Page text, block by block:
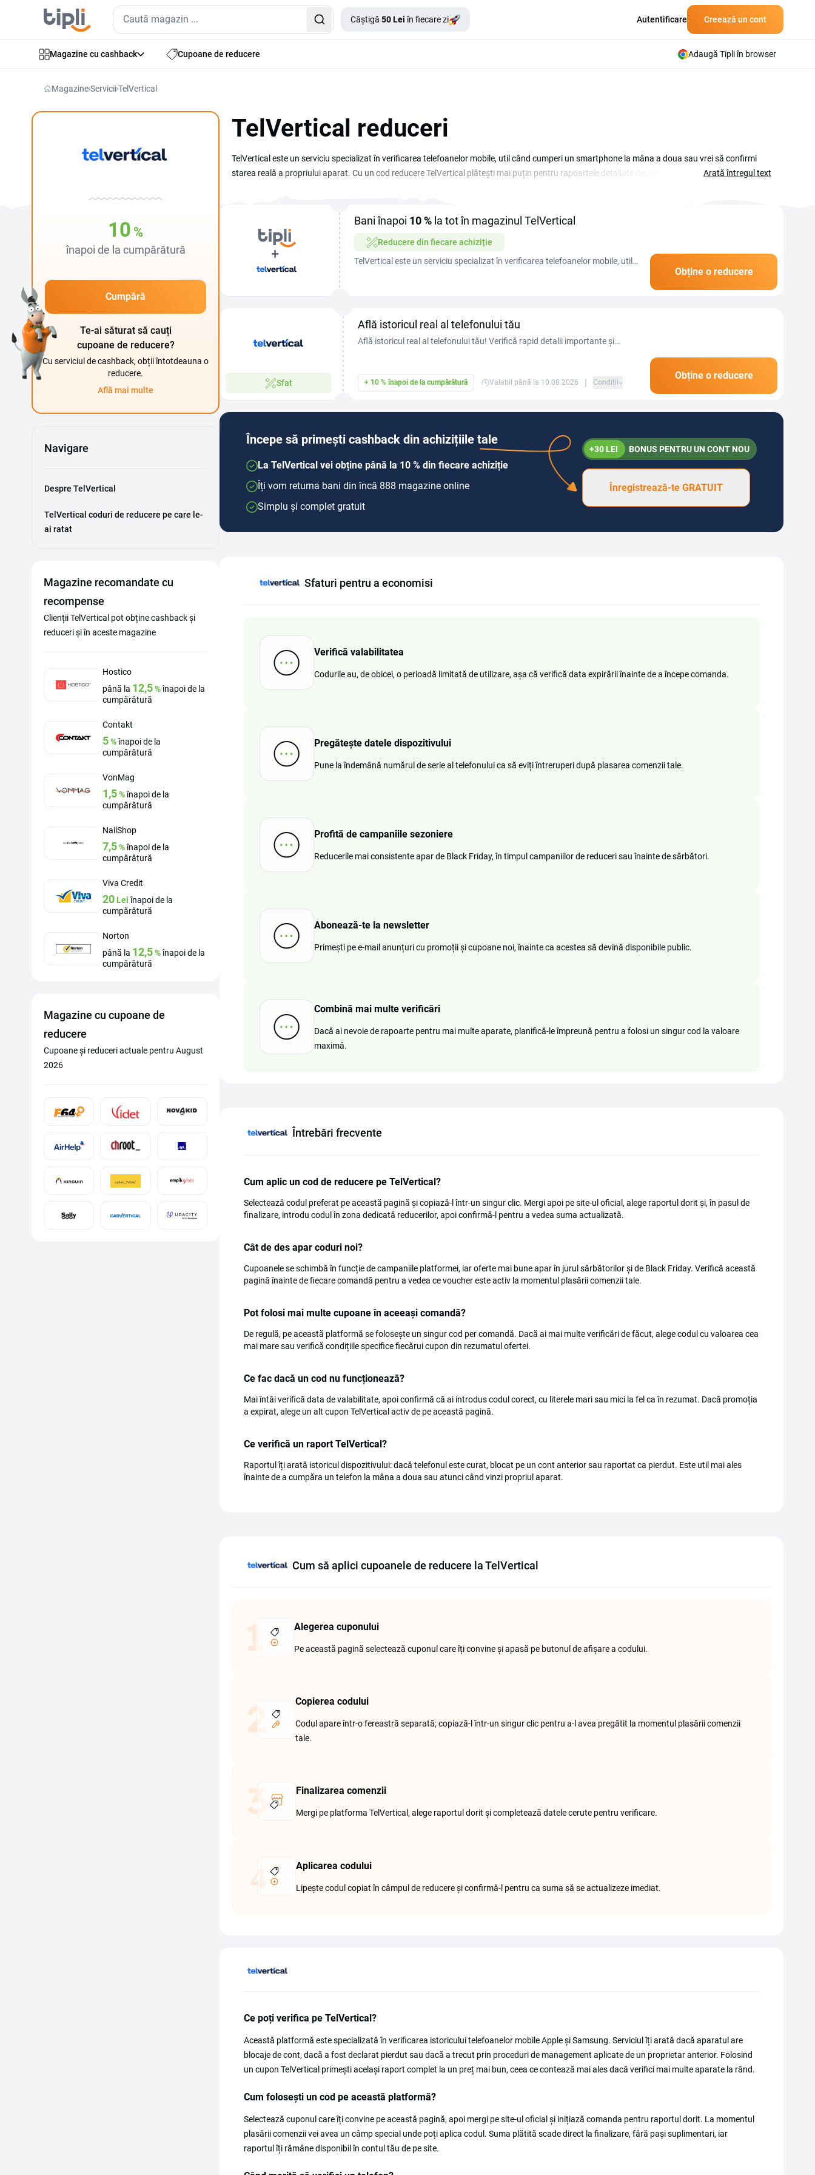
Câștigă 50 Lei în fiecare zi Autentificare Creează un cont
Magazine cu cashback Cupoane de reducere Adaugă Tipli în browser
MagazineServiciiTelVertical
10 %
înapoi de la cumpărătură
Cumpără
Te-ai săturat să cauți
cupoane de reducere?
Cu serviciul de cashback, obții întotdeauna o
reducere.
Află mai multe
Navigare
Despre TelVertical
TelVertical coduri de reducere pe care le-
ai ratat
Magazine recomandate cu
recompense
Clienții TelVertical pot obține cashback și
reduceri și în aceste magazine
Hostico
până la 12,5%înapoi de la
cumpărătură
Contakt
5%înapoi de la
cumpărătură
VonMag
1,5%înapoi de la
cumpărătură
NailShop
7,5%înapoi de la
cumpărătură
Viva Credit
20 Lei înapoi de la
cumpărătură
Norton
până la 12,5%înapoi de la
cumpărătură
Magazine cu cupoane de
reducere
Cupoane și reduceri actuale pentru August
2026
TelVertical reduceri
TelVertical este un serviciu specializat în verificarea telefoanelor mobile, util când cumperi un smartphone la mâna a doua sau vrei să confirmi
starea reală a propriului aparat. Cu un cod reducere TelVertical plătești mai puțin pentru rapoartele detaliate despre dispozitivele Apple și
adesea de Black Friday, în timpul campaniilor de reduceri sau de sărbători. Verifică ce cod este disponibil în acest rezumat și copiază-l înainte de
a plasa comanda pe site-ul oficial.
Arată întregul text
Bani înapoi 10 % la tot în magazinul TelVertical
Reducere din fiecare achiziție
TelVertical este un serviciu specializat în verificarea telefoanelor mobile, util
Obține o reducere
Sfat
Află istoricul real al telefonului tău
Află istoricul real al telefonului tău! Verifică rapid detalii importante și
+ 10 % înapoi de la cumpărătură Valabil până la 10.08.2026 | Condiții
Obține o reducere
Începe să primești cashback din achizițiile tale
La TelVertical vei obține până la 10 % din fiecare achiziție
Îți vom returna bani din încă 888 magazine online
Simplu și complet gratuit
+30 LEI BONUS PENTRU UN CONT NOU
Înregistrează-te GRATUIT
Sfaturi pentru a economisi
Verifică valabilitatea
Codurile au, de obicei, o perioadă limitată de utilizare, așa că verifică data expirării înainte de a începe comanda.
Pregătește datele dispozitivului
Pune la îndemână numărul de serie al telefonului ca să eviți întreruperi după plasarea comenzii tale.
Profită de campaniile sezoniere
Reducerile mai consistente apar de Black Friday, în timpul campaniilor de reduceri sau înainte de sărbători.
Abonează-te la newsletter
Primești pe e-mail anunțuri cu promoții și cupoane noi, înainte ca acestea să devină disponibile public.
Combină mai multe verificări
Dacă ai nevoie de rapoarte pentru mai multe aparate, planifică-le împreună pentru a folosi un singur cod la valoare
maximă.
Întrebări frecvente
Cum aplic un cod de reducere pe TelVertical?
Selectează codul preferat pe această pagină și copiază-l într-un singur clic. Mergi apoi pe site-ul oficial, alege raportul dorit și, în pasul de
finalizare, introdu codul în zona dedicată reducerilor, apoi confirmă-l pentru a vedea suma actualizată.
Cât de des apar coduri noi?
Cupoanele se schimbă în funcție de campaniile platformei, iar oferte mai bune apar în jurul sărbătorilor și de Black Friday. Verifică această
pagină înainte de fiecare comandă pentru a vedea ce voucher este activ la momentul plasării comenzii tale.
Pot folosi mai multe cupoane în aceeași comandă?
De regulă, pe această platformă se folosește un singur cod per comandă. Dacă ai mai multe verificări de făcut, alege codul cu valoarea cea
mai mare sau verifică condițiile specifice fiecărui cupon din rezumatul ofertei.
Ce fac dacă un cod nu funcționează?
Mai întâi verifică data de valabilitate, apoi confirmă că ai introdus codul corect, cu literele mari sau mici la fel ca în rezumat. Dacă promoția
a expirat, alege un alt cupon TelVertical activ de pe această pagină.
Ce verifică un raport TelVertical?
Raportul îți arată istoricul dispozitivului: dacă telefonul este curat, blocat pe un cont anterior sau raportat ca pierdut. Este util mai ales
înainte de a cumpăra un telefon la mâna a doua sau atunci când vinzi propriul aparat.
Cum să aplici cupoanele de reducere la TelVertical
Alegerea cuponului
Pe această pagină selectează cuponul care îți convine și apasă pe butonul de afișare a codului.
Copierea codului
Codul apare într-o fereastră separată; copiază-l într-un singur clic pentru a-l avea pregătit la momentul plasării comenzii
tale.
Finalizarea comenzii
Mergi pe platforma TelVertical, alege raportul dorit și completează datele cerute pentru verificare.
Aplicarea codului
Lipește codul copiat în câmpul de reducere și confirmă-l pentru ca suma să se actualizeze imediat.
Ce poți verifica pe TelVertical?
Această platformă este specializată în verificarea istoricului telefoanelor mobile Apple și Samsung. Serviciul îți arată dacă aparatul are
blocaje de cont, dacă a fost declarat pierdut sau dacă a trecut prin proceduri de management aplicate de un proprietar anterior. Folosind
un cupon TelVertical primești același raport complet la un preț mai bun, ceea ce contează mai ales dacă verifici mai multe aparate la rând.
Cum folosești un cod pe această platformă?
Selectează cuponul care îți convine pe această pagină, apoi mergi pe site-ul oficial și inițiază comanda pentru raportul dorit. La momentul
plasării comenzii vei avea un câmp special unde poți aplica codul. Suma plătită scade direct la finalizare, fără pași suplimentari, iar
raportul îți rămâne disponibil în contul tău de pe site.